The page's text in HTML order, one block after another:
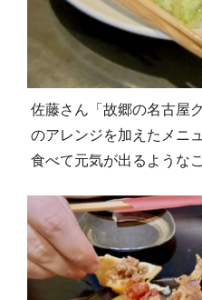
佐藤さん「故郷の名古屋
のアレンジを加えたメニ
食べて元気が出るような